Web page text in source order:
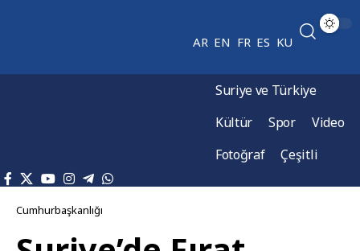
AR EN FR ES KU
Suriye ve Türkiye
Kültür
Spor
Video
Fotoğraf
Çeşitli
Cumhurbaşkanlığı